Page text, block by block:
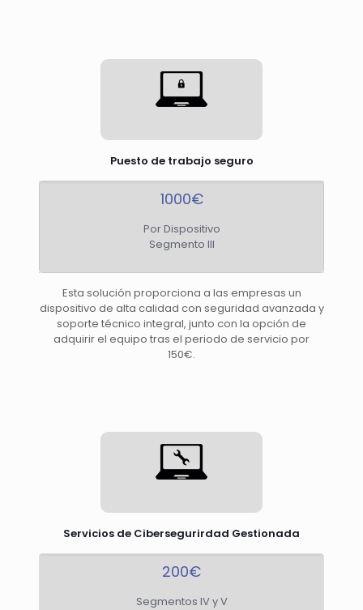
Puesto de trabajo seguro
1000€
Por Dispositivo
Segmento III
Esta solución proporciona a las empresas un
dispositivo de alta calidad con seguridad avanzada y
soporte técnico integral, junto con la opción de
adquirir el equipo tras el periodo de servicio por
150€.
Servicios de Cibersegurirdad Gestionada
200€
Segmentos IV y V